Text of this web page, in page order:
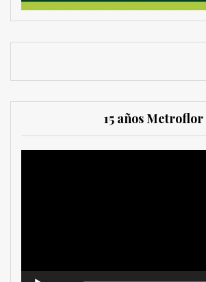
15 años Metroflor